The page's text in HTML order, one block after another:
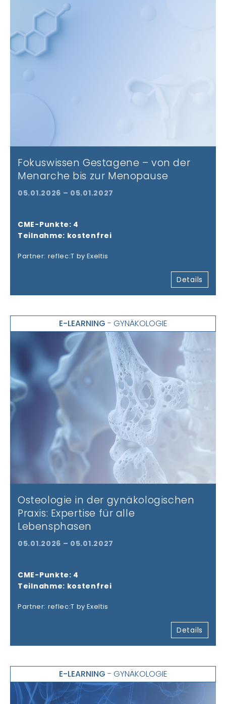
Fokuswissen Gestagene – von der
Menarche bis zur Menopause
05.01.2026 – 05.01.2027
CME-Punkte: 4
Teilnahme: kostenfrei
Partner: reflec:T by Exeltis
Details
E-LEARNING - GYNÄKOLOGIE
Osteologie in der gynäkologischen
Praxis: Expertise für alle
Lebensphasen
05.01.2026 – 05.01.2027
CME-Punkte: 4
Teilnahme: kostenfrei
Partner: reflec:T by Exeltis
Details
E-LEARNING - GYNÄKOLOGIE